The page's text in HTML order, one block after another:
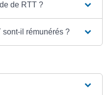
de RTT ?
il rémunérés ?